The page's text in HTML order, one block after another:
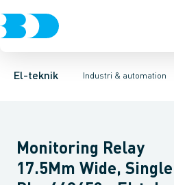
El-teknik Industri & automation
Afbrydere, stikkontakter &
Industristiksystemer
Tidsrelæ
Monitoring Relay
17.5Mm Wide, Single